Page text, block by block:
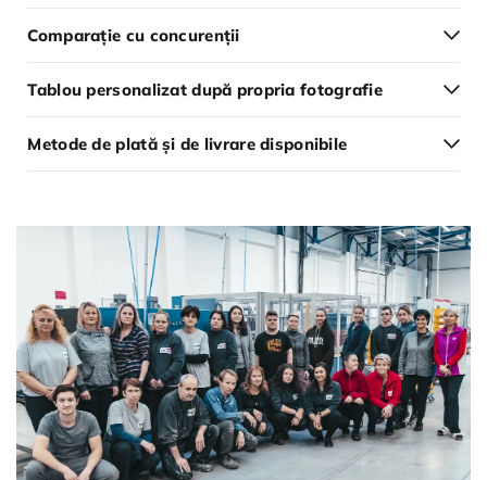
Comparație cu concurenții
Tablou personalizat după propria fotografie
Metode de plată și de livrare disponibile